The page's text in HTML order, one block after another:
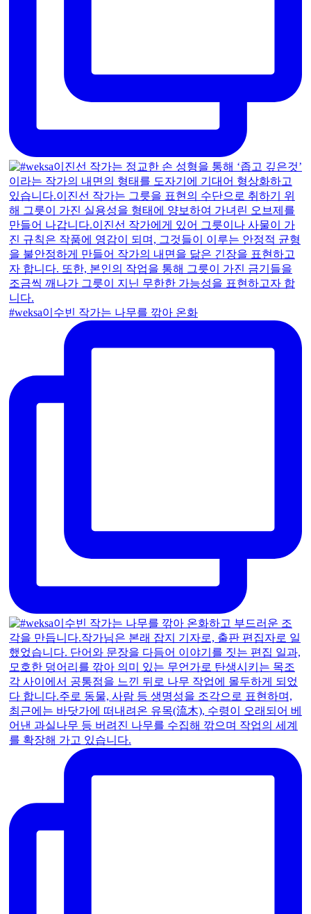
#weksa이수빈 작가는 나무를 깎아 온화